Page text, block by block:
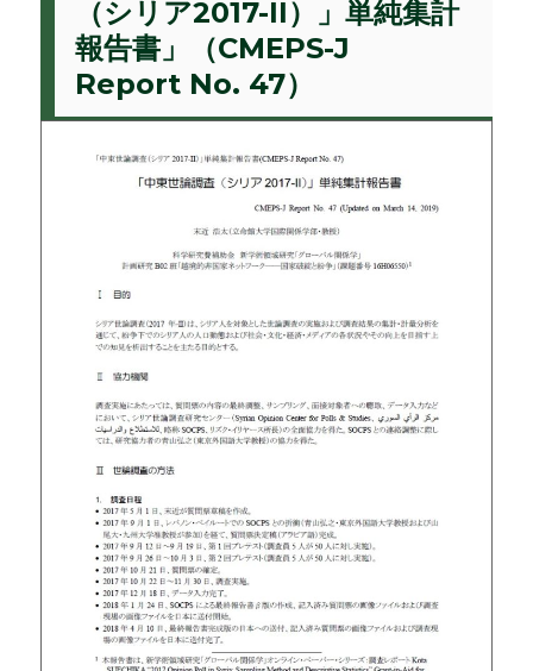
（シリア2017-II）」単純集計
報告書」（CMEPS-J
Report No. 47）